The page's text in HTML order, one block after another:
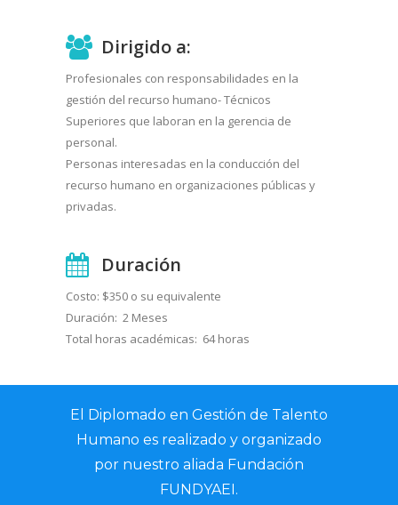
Dirigido a:
Profesionales con responsabilidades en la
gestión del recurso humano- Técnicos
Superiores que laboran en la gerencia de
personal.
Personas interesadas en la conducción del
recurso humano en organizaciones públicas y
privadas.
Duración
Costo: $350 o su equivalente
Duración: 2 Meses
Total horas académicas: 64 horas
El Diplomado en Gestión de Talento
Humano es realizado y organizado
por nuestro aliada Fundación
FUNDYAEI.